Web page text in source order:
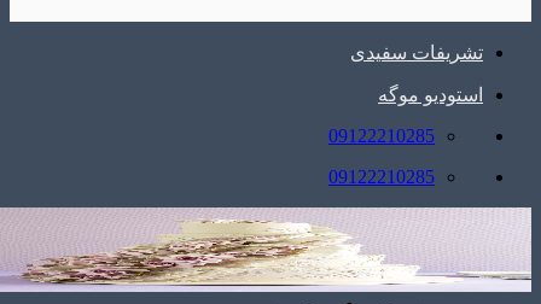
تشریفات سفیدی
استودیو موگه
09122210285
09122210285